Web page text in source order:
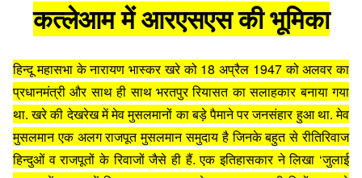
कत्लेआम में आरएसएस की भूमिका
हिन्दू महासभा के नारायण भास्कर खरे को 18 अप्रैल 1947 को अलवर का
प्रधानमंत्री और साथ ही साथ भरतपुर रियासत का सलाहकार बनाया गया
था. खरे की देखरेख में मेव मुसलमानों का बड़े पैमाने पर जनसंहार हुआ था. मेव
मुसलमान एक अलग राजपूत मुसलमान समुदाय है जिनके बहुत से रीतिरिवाज
हिन्दुओं व राजपूतों के रिवाजों जैसे ही हैं. एक इतिहासकार ने लिखा ‘जुलाई